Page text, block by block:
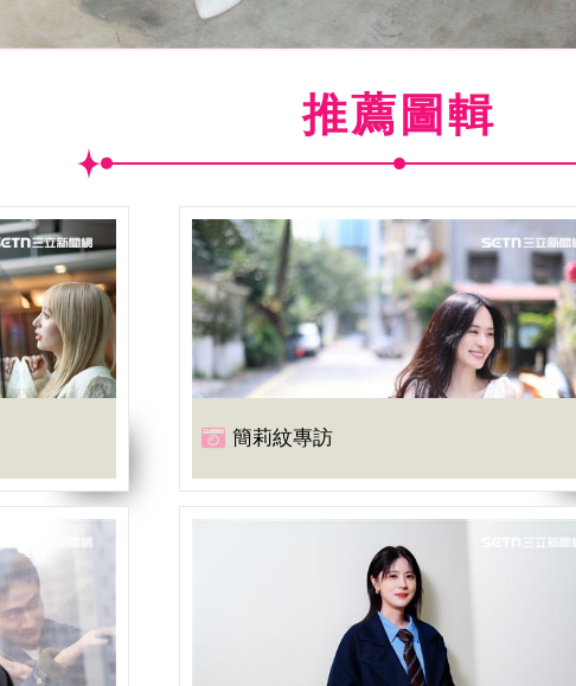
/52)劉宇珊三立新聞網專訪。（記者邱榮吉/攝影）
推薦圖輯
簡莉紋專訪